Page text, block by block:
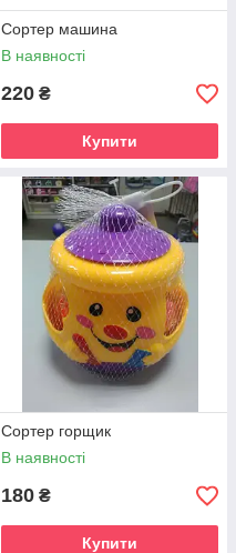
Сортер машина
В наявності
220 ₴
Купити
Сортер горщик
В наявності
180 ₴
Купити